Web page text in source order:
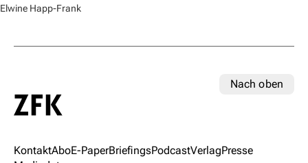
Elwine Happ-Frank
Nach oben
KontaktAboE-PaperBriefingsPodcastVerlagPresse